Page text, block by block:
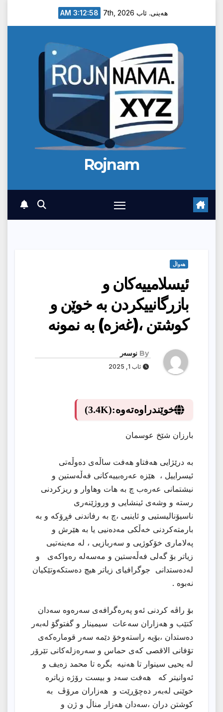
هەینی. ئاب 7th, 2026 3:12:59 AM
Rojnam
هەواڵ
ئیسلامییەکان و
بازرگانییکردن بە خوێن و
کوشتن ،(غەزە) بە نمونە
By نوسەر
ئاب 1, 2025
خوێندراوەتەوە:(3.4K)
بارزان شێخ عوسمان
بە درێژایی هەفتاو هەفت ساڵەی دەوڵەتی
ئیسراییل ، هێزە عەرەبییەکانی فەڵەستین و
نیشتمانی عەرەب چ بە هات وهاوار و ریزکردنی
رستە و وشەی ئینشایی و وروژێنەری
ناسیۆنالیستیی و ئاینیی ،چ بە رفاندنی فڕۆکە و بە
بارمتەکردنی خەڵکی مەدەنیی یا بە هێرش و
پەلاماری خۆکوژیی و سەربازیی ، لە مەینەتیی
زیاتر بۆ گەلی فەڵەستین و مەسەلە رەواکەی و
لەدەستدانی جوگرافیای زیاتر هیچ دەستکەوتێکیان
نەبوە .
بۆ راڤە کردنی ئەو پەرەگرافەی سەرەوە سەدان
کتێب و هەزاران سەعات سیمینار و گفتوگۆ لەبەر
دەستدان ،بۆیە راستەوخۆ دێمە سەر قومارەکەی
تۆفانی الاقصی کەی حماس و سەرەزلەکانی تێرۆر
لە یحیی سینوار تا هەنیە بگرە تا محمد زەیف و
ئەوانیتر کە هەفت سەد و بیست رۆژە زیاترە
خوێنی لەبەر دەچۆڕێت و هەزاران مرۆڤ بە
کوشتن دران ،سەدان هەزار مناڵ و ژن و